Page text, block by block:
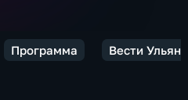
Программа Вести